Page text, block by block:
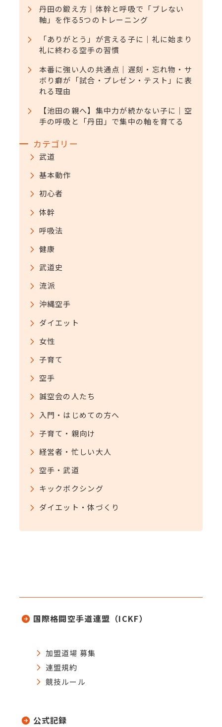
丹田の鍛え方｜体幹と呼吸で「ブレない
軸」を作る5つのトレーニング
「ありがとう」が言える子に｜礼に始まり
礼に終わる空手の習慣
本番に強い人の共通点｜遅刻・忘れ物・サ
ボり癖が「試合・プレゼン・テスト」に表
れる理由
【池田の親へ】集中力が続かない子に｜空
手の呼吸と「丹田」で集中の軸を育てる
カテゴリー
武道
基本動作
初心者
体幹
呼吸法
健康
武道史
流派
沖縄空手
ダイエット
女性
子育て
空手
誠空会の人たち
入門・はじめての方へ
子育て・親向け
経営者・忙しい大人
空手・武道
キックボクシング
ダイエット・体づくり
国際格闘空手道連盟（ICKF）
加盟道場 募集
連盟規約
競技ルール
公式記録